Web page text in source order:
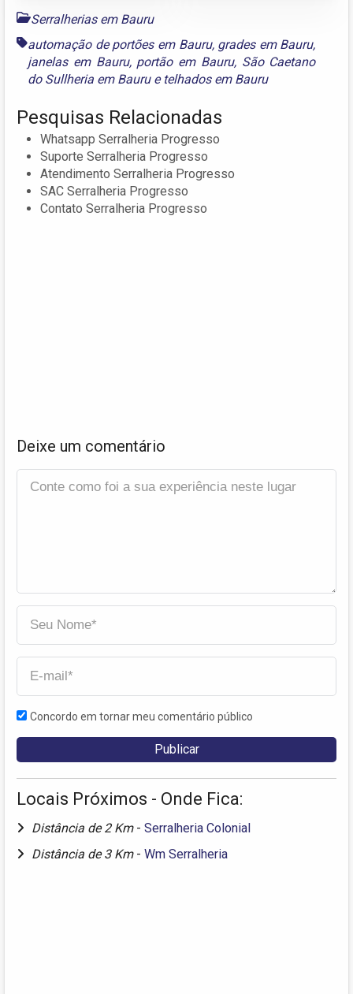
Serralherias em Bauru
automação de portões em Bauru, grades em Bauru,
janelas em Bauru, portão em Bauru, São Caetano
do Sullheria em Baurue telhados em Bauru
Pesquisas Relacionadas
Whatsapp Serralheria Progresso
Suporte Serralheria Progresso
Atendimento Serralheria Progresso
SAC Serralheria Progresso
Contato Serralheria Progresso
Deixe um comentário
Concordo em tornar meu comentário público
Locais Próximos - Onde Fica:
Distância de 2 Km - Serralheria Colonial
Distância de 3 Km - Wm Serralheria